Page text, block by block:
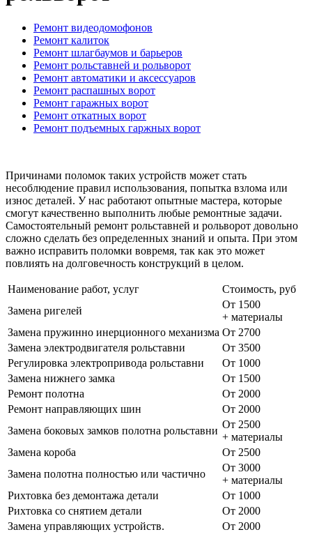
Ремонт видеодомофонов
Ремонт калиток
Ремонт шлагбаумов и барьеров
Ремонт рольставней и рольворот
Ремонт автоматики и аксессуаров
Ремонт распашных ворот
Ремонт гаражных ворот
Ремонт откатных ворот
Ремонт подъемных гаржных ворот
Причинами поломок таких устройств может стать
несоблюдение правил использования, попытка взлома или
износ деталей. У нас работают опытные мастера, которые
смогут качественно выполнить любые ремонтные задачи.
Самостоятельный ремонт рольставней и рольворот довольно
сложно сделать без определенных знаний и опыта. При этом
важно исправить поломки вовремя, так как это может
повлиять на долговечность конструкций в целом.
Наименование работ, услуг
Стоимость, руб
Замена ригелей
От 1500
+ материалы
Замена пружинно инерционного механизма От 2700
Замена электродвигателя рольставни
От 3500
Регулировка электропривода рольставни
От 1000
Замена нижнего замка
От 1500
Ремонт полотна
От 2000
Ремонт направляющих шин
От 2000
Замена боковых замков полотна рольставни
От 2500
+ материалы
Замена короба
От 2500
Замена полотна полностью или частично
От 3000
+ материалы
Рихтовка без демонтажа детали
От 1000
Рихтовка со снятием детали
От 2000
Замена управляющих устройств.
От 2000